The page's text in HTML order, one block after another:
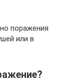
поражения
или в